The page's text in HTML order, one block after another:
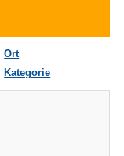
Ort
Kategorie